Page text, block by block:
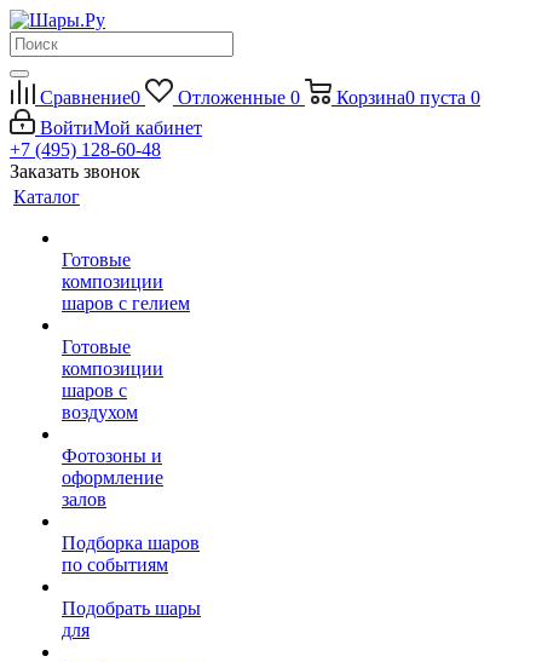
Сравнение0 Отложенные 0 Корзина0 пуста 0
ВойтиМой кабинет
+7 (495) 128-60-48
Заказать звонок
Каталог
Готовые
композиции
шаров с гелием
Готовые
композиции
шаров с
воздухом
Фотозоны и
оформление
залов
Подборка шаров
по событиям
Подобрать шары
для